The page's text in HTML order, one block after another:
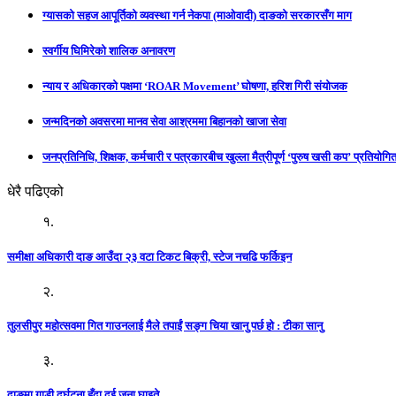
ग्यासको सहज आपूर्तिको व्यवस्था गर्न नेकपा (माओवादी) दाङको सरकारसँग माग
स्वर्गीय घिमिरेको शालिक अनावरण
न्याय र अधिकारको पक्षमा ‘ROAR Movement’ घोषणा, हरिश गिरी संयोजक
जन्मदिनको अवसरमा मानव सेवा आश्रममा बिहानको खाजा सेवा
जनप्रतिनिधि, शिक्षक, कर्मचारी र पत्रकारबीच खुल्ला मैत्रीपूर्ण ‘पुरुष खसी कप’
धेरै पढिएको
१.
समीक्षा अधिकारी दाङ आउँदा २३ वटा टिकट बिक्री, स्टेज नचढि फर्किइन
२.
तुलसीपुर महोत्सवमा गित गाउनलाई मैले तपाईं सङ्ग चिया खानु पर्छ हो : टीका सानु
३.